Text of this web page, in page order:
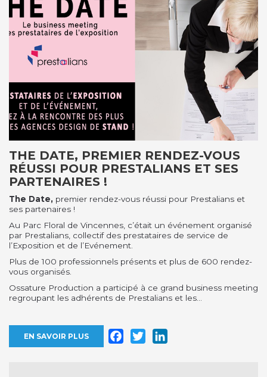
THE DATE, PREMIER RENDEZ-VOUS
RÉUSSI POUR PRESTALIANS ET SES
PARTENAIRES !
The Date, premier rendez-vous réussi pour Prestalians et
ses partenaires !
Au Parc Floral de Vincennes, c’était un événement organisé
par Prestalians, collectif des prestataires de service de
l’Exposition et de l’Evénement.
Plus de 100 professionnels présents et plus de 600 rendez-
vous organisés.
Ossature Production a participé à ce grand business meeting
regroupant les adhérents de Prestalians et les...
EN SAVOIR PLUS Facebook
Twitter